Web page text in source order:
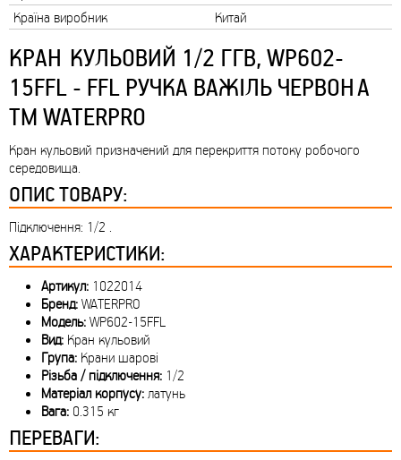
Країна виробник
Китай
КРАН КУЛЬОВИЙ 1/2 ГГВ, WP602-
15FFL - FFL РУЧКА ВАЖІЛЬ ЧЕРВОНА
ТМ WATERPRO
Кран кульовий призначений для перекриття потоку робочого
середовища.
ОПИС ТОВАРУ:
Підключення: 1/2 .
ХАРАКТЕРИСТИКИ:
Артикул: 1022014
Бренд: WATERPRO
Модель: WP602-15FFL
Вид: Кран кульовий
Група: Крани шарові
Різьба / підключення: 1/2
Матеріал корпусу: латунь
Вага: 0.315 кг
ПЕРЕВАГИ: